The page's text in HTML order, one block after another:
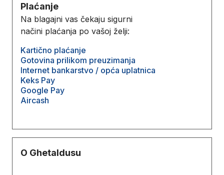
Plaćanje
Na blagajni vas čekaju sigurni
načini plaćanja po vašoj želji:
Kartično plaćanje
Gotovina prilikom preuzimanja
Internet bankarstvo / opća uplatnica
Keks Pay
Google Pay
Aircash
O Ghetaldusu